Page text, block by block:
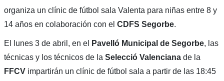
organiza un clínic de fútbol sala Valenta para niñas entre 8 y
14 años en colaboración con el CDFS Segorbe.
El lunes 3 de abril, en el Pavelló Municipal de Segorbe, las
técnicas y los técnicos de la Selecció Valenciana de la
FFCVimpartirán un clínic de fútbol sala a partir de las 18:45